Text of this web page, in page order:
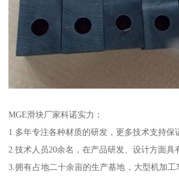
MGE滑块厂家科诺实力：
1.多年专注各种材质的研发，更多技术支持保
2.技术人员20余名，在产品研发、设计方面具
3.拥有占地二十余亩的生产基地，大型机加工